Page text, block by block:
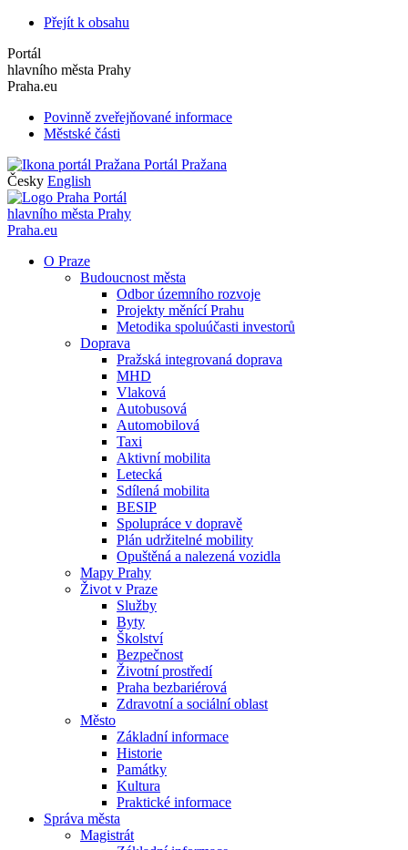
Přejít k obsahu
Portál
hlavního města Prahy
Praha.eu
Povinně zveřejňované informace
Městské části
Portál Pražana
Česky English
Portál
hlavního města Prahy
Praha.eu
O Praze
Budoucnost města
Odbor územního rozvoje
Projekty měnící Prahu
Metodika spoluúčasti investorů
Doprava
Pražská integrovaná doprava
MHD
Vlaková
Autobusová
Automobilová
Taxi
Aktivní mobilita
Letecká
Sdílená mobilita
BESIP
Spolupráce v dopravě
Plán udržitelné mobility
Opuštěná a nalezená vozidla
Mapy Prahy
Život v Praze
Služby
Byty
Školství
Bezpečnost
Životní prostředí
Praha bezbariérová
Zdravotní a sociální oblast
Město
Základní informace
Historie
Památky
Kultura
Praktické informace
Správa města
Magistrát